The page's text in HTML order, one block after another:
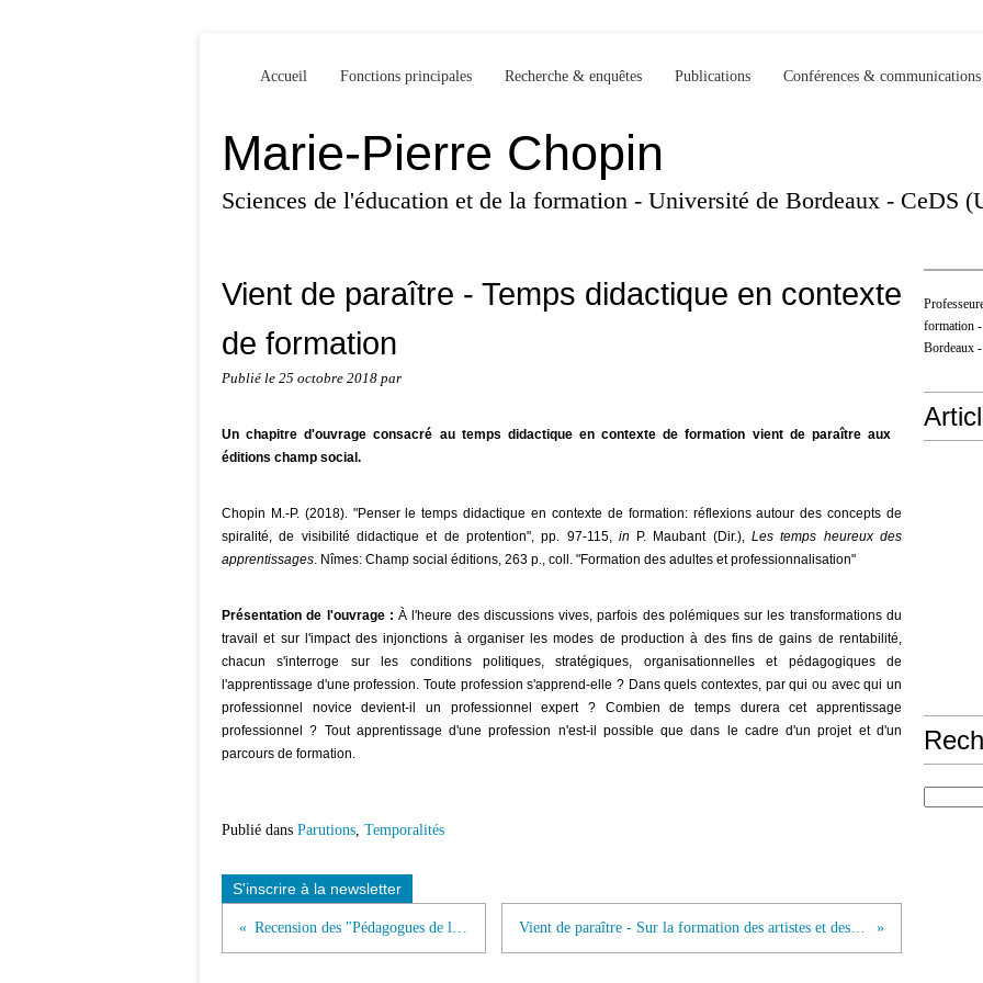
Marie-Pierre Chopin
Sciences de l'éducation et de la formation - Université de Bordeaux - CeDS
Accueil Fonctions principales Recherche & enquêtes Publications Conférences & communications
Vient de paraître - Temps didactique en contexte
de formation
Publié le 25 octobre 2018 par
Un chapitre d'ouvrage consacré au temps didactique en contexte de formation vient de paraître aux
éditions champ social.
Chopin M.-P. (2018). "Penser le temps didactique en contexte de formation: réflexions autour des concepts de
spiralité, de visibilité didactique et de protention", pp. 97-115, in P. Maubant (Dir.),Les temps heureux des
apprentissages. Nîmes: Champ social éditions, 263 p., coll. "Formation des adultes et professionnalisation"
Présentation de l'ouvrage :À l'heure des discussions vives, parfois des polémiques sur les transformations du
travail et sur l'impact des injonctions à organiser les modes de production à des fins de gains de rentabilité,
chacun s'interroge sur les conditions politiques, stratégiques, organisationnelles et pédagogiques de
l'apprentissage d'une profession. Toute profession s'apprend-elle ? Dans quels contextes, par qui ou avec qui un
professionnel novice devient-il un professionnel expert ? Combien de temps durera cet apprentissage
professionnel ? Tout apprentissage d'une profession n'est-il possible que dans le cadre d'un projet et d'un
parcours de formation.
Publié dans Parutions, Temporalités
S'inscrire à la newsletter
Recension des "Pédagogues de la danse" Vient de paraître - Sur la formation des artistes et des enseignants
formation
Bordeaux -